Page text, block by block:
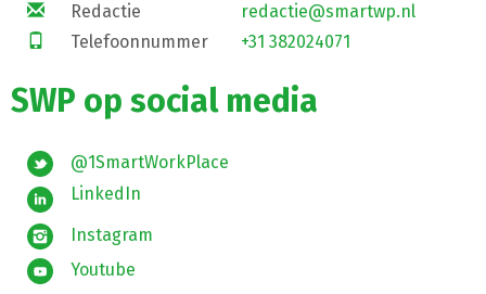
Redactie
redactie@smartwp.nl
Telefoonnummer
+31 382024071
SWP op social media
@1SmartWorkPlace
LinkedIn
Instagram
Youtube